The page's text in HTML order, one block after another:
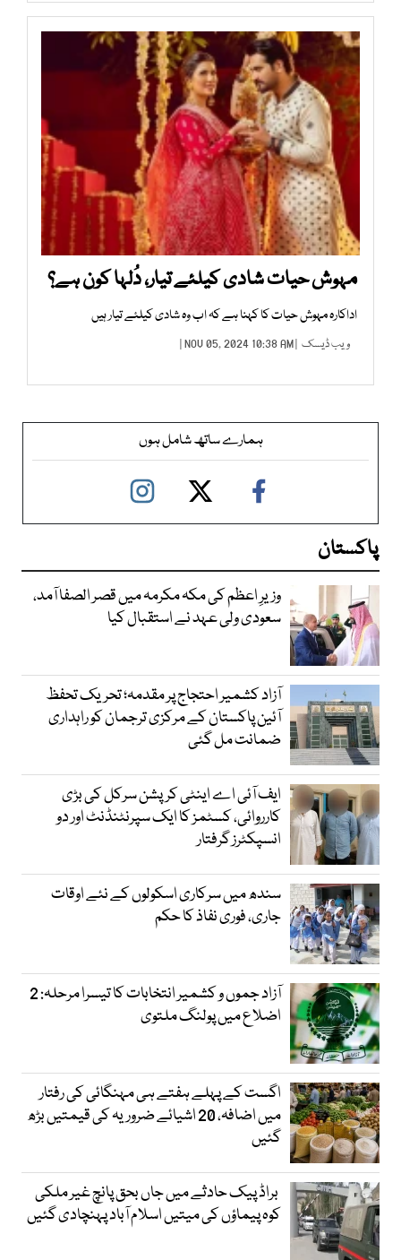
مہوش حیات شادی کیلئے تیار، دُلہا کون ہے؟
اداکارہ مہوش حیات کا کہنا ہے کہ اب وہ شادی کیلئے تیار ہیں
ویب ڈیسک | NOV 05, 2024 10:38 AM |
ہمارے ساتھ شامل ہوں
پاکستان
وزیرِ اعظم کی مکہ مکرمہ میں قصر الصفا آمد،
سعودی ولی عہد نے استقبال کیا
آزاد کشمیر احتجاج پر مقدمہ؛ تحریک تحفظ
آئین پاکستان کے مرکزی ترجمان کو راہداری
ضمانت مل گئی
ایف آئی اے اینٹی کرپشن سرکل کی بڑی
کارروائی، کسٹمز کا ایک سپرنٹنڈنٹ اور دو
انسپکٹرز گرفتار
سندھ میں سرکاری اسکولوں کے نئے اوقات
جاری، فوری نفاذ کا حکم
آزاد جموں و کشمیر انتخابات کا تیسرا مرحلہ: 2
اضلاع میں پولنگ ملتوی
اگست کے پہلے ہفتے ہی مہنگائی کی رفتار
میں اضافہ، 20 اشیائے ضروریہ کی قیمتیں بڑھ
گئیں
براڈ پیک حادثے میں جاں بحق پانچ غیر ملکی
کوہ پیماؤں کی میتیں اسلام آباد پہنچادی گئیں